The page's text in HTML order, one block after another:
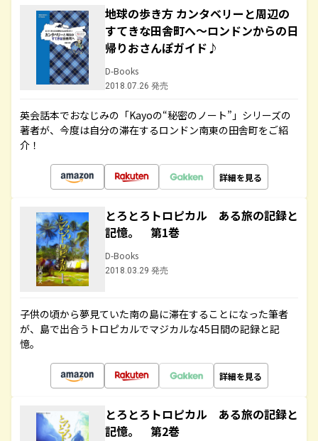
地球の歩き方 カンタベリーと周辺の
すてきな田舎町へ～ロンドンからの日
帰りおさんぽガイド♪
D-Books
2018.07.26 発売
英会話本でおなじみの「Kayoの“秘密のノート”」シリーズの
著者が、今度は自分の滞在するロンドン南東の田舎町をご紹
介！
詳細を見る
とろとろトロピカル ある旅の記録と
記憶。 第1巻
D-Books
2018.03.29 発売
子供の頃から夢見ていた南の島に滞在することになった筆者
が、島で出合うトロピカルでマジカルな45日間の記録と記
憶。
詳細を見る
とろとろトロピカル ある旅の記録と
記憶。 第2巻